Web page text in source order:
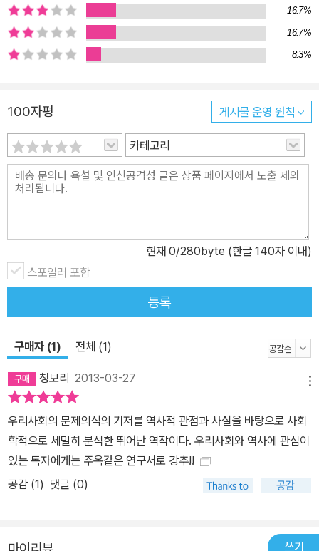
론장’을 만들어야 할 때 조선 사회는 성리학 기반의 강력한 통치 체계
로 500여 년 동안 무너지지 않고 유지될 수 있었다. 조선의 성리학은
그 자체가 종교이자 정치요 지식이었으며, 이러한 지식·종교·정치의
자를 읽고 쓸 줄 아는 ‘새로운 인민’의 출현과 그로 촉발된 ‘지배 계급
화의 대상이던 일반 평민은 한문을 기반으로 하는 양반 공론장 안으
로 들어갈 수 없었다. 그러던 것이 성리학 경전을 백성들에게 보급하
여 통치의 효율성을 높이고자 하는 정치적 목적에서 창제된 한글로
도 새로운 문자 수단이 어떤 결과를 초래할 것인지 명확히 알지 못했
다. “언문은 한문과 구별되는 사회적 상상을 인민에게 제공한다. 그
속에는 지배 권력의 허를 찌르고, 지배 이념의 논리를 뒤집고, 심지어
는 지배 체제의 전복까지를 꿈꾸는 혁명적 이상이 싹트고 있었다.” 저
설명한다. 의사소통의 장의 형성은 한 개인이 개인적 삶의 영역을 넘
을 말하고 교환하고 설득할 수 있는 기제, 타인의 낯선 생각을 접하고
자신의 삶을 돌아볼 수 있는 성찰의 기회가 생긴다는 사실은 사회 변
혁에서 매우 커다란 의의를 지닌다.” 이런 의사소통의 장, 공론장과
그것에 의해 시민으로 전환한 인민의 진화 과정을 살펴보는 것은, 오
늘날 경쟁과 균열이 심화되고 소통이 막힌 한국 사회에 유효한 시사
를 던진다.
16.7%
16.7%
8.3%
100자평 게시물 운영 원칙
카테고리
현재 0/280byte (한글 140자 이내)
스포일러 포함
등록
구매자 (1) 전체 (1)
청보리 2013-03-27
우리사회의 문제의식의 기저를 역사적 관점과 사실을 바탕으로 사회
학적으로 세밀히 분석한 뛰어난 역작이다. 우리사회와 역사에 관심이
있는 독자에게는 주옥같은 연구서로 강추!!
공감 (1) 댓글 (0)
쓰기